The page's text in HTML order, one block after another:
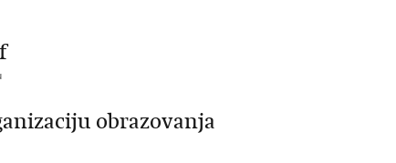
obrazovanja